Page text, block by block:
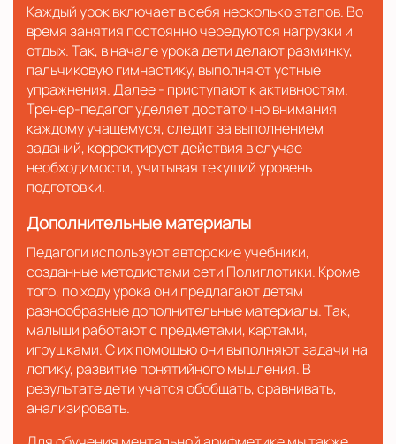
Каждый урок включает в себя несколько этапов. Во
время занятия постоянно чередуются нагрузки и
отдых. Так, в начале урока дети делают разминку,
пальчиковую гимнастику, выполняют устные
упражнения. Далее - приступают к активностям.
Тренер-педагог уделяет достаточно внимания
каждому учащемуся, следит за выполнением
заданий, корректирует действия в случае
необходимости, учитывая текущий уровень
подготовки.
Дополнительные материалы
Педагоги используют авторские учебники,
созданные методистами сети Полиглотики. Кроме
того, по ходу урока они предлагают детям
разнообразные дополнительные материалы. Так,
малыши работают с предметами, картами,
игрушками. С их помощью они выполняют задачи на
логику, развитие понятийного мышления. В
результате дети учатся обобщать, сравнивать,
анализировать.